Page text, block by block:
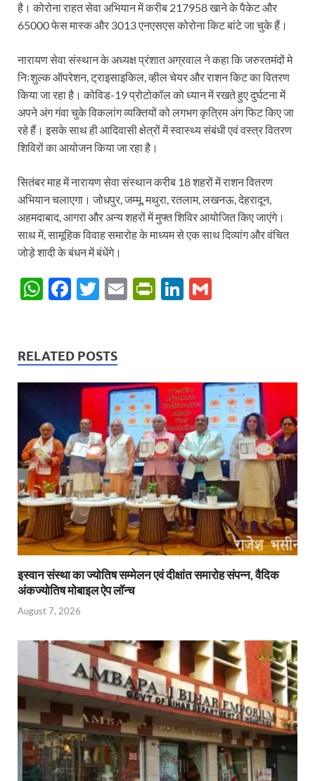
है। कोरोना राहत सेवा अभियान में करीब 217958 खाने के पैकेट और
65000 फेस मास्क और 3013 एनएसएस कोरोना किट बांटे जा चुके हैं।
नारायण सेवा संस्थान के अध्यक्ष प्रंशात अग्रवाल ने कहा कि जरुरतमंदों मे
निःशुल्क ऑपरेशन, ट्राइसाइकिल, व्हील चेयर और राशन किट का वितरण
किया जा रहा है। कोविड-19 प्रोटोकॉल को ध्यान में रखते हुए दुर्घटना में
अपने अंग गंवा चुके विकलांग व्यक्तियों को लगभग कृत्रिम अंग फिट किए जा
रहे हैं। इसके साथ ही आदिवासी क्षेत्रों में स्वास्थ्य संबंधी एवं वस्त्र वितरण
शिविरों का आयोजन किया जा रहा है।
सितंबर माह में नारायण सेवा संस्थान करीब 18 शहरों में राशन वितरण
अभियान चलाएगा। जोधपुर, जम्मू, मथुरा, रतलाम, लखनऊ, देहरादून,
अहमदाबाद, आगरा और अन्य शहरों में मुफ्त शिविर आयोजित किए जाएंगे।
साथ में, सामूहिक विवाह समारोह के माध्यम से एक साथ दिव्यांग और वंचित
जोड़े शादी के बंधन में बंधेंगे।
W
s
A
p
p
F
b
o
o
k
T
er
E
P
ie
n
dl
y
Li
dI
n
RELATED POSTS
इस्वान संस्था का ज्योतिष सम्मेलन एवं दीक्षांत समारोह संपन्न, वैदिक
अंकज्योतिष मोबाइल ऐप लॉन्च
August 7, 2026